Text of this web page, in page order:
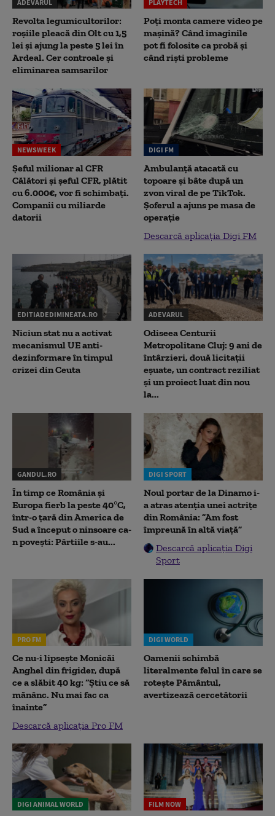
ADEVĂRUL
Revolta legumicultorilor:
roșiile pleacă din Olt cu 1,5
lei și ajung la peste 5 lei în
Ardeal. Cer controale și
eliminarea samsarilor
PLAYTECH
Poți monta camere video pe
mașină? Când imaginile
pot fi folosite ca probă și
când riști probleme
NEWSWEEK
Șeful milionar al CFR
Călători și șeful CFR, plătit
cu 6.000€, vor fi schimbați.
Companii cu miliarde
datorii
DIGI FM
Ambulanță atacată cu
topoare și bâte după un
zvon viral de pe TikTok.
Șoferul a ajuns pe masa de
operație
Descarcă aplicația Digi FM
EDITIADEDIMINEATA.RO
Niciun stat nu a activat
mecanismul UE anti-
dezinformare în timpul
crizei din Ceuta
ADEVARUL
Odiseea Centurii
Metropolitane Cluj: 9 ani de
întârzieri, două licitații
eșuate, un contract reziliat
și un proiect luat din nou
la...
GANDUL.RO
În timp ce România și
Europa fierb la peste 40°C,
într-o țară din America de
Sud a început o ninsoare ca-
n povești: Pârtiile s-au...
DIGI SPORT
Noul portar de la Dinamo i-
a atras atenția unei actrițe
din România: ”Am fost
împreună în altă viață”
Descarcă aplicația Digi
Sport
PRO FM
Ce nu-i lipsește Monicăi
Anghel din frigider, după
ce a slăbit 40 kg: “Știu ce să
mănânc. Nu mai fac ca
înainte”
Descarcă aplicația Pro FM
DIGI WORLD
Oamenii schimbă
literalmente felul în care se
rotește Pământul,
avertizează cercetătorii
DIGI ANIMAL WORLD FILM NOW